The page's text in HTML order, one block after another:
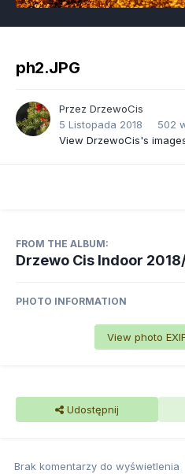
ph2.JPG
Przez DrzewoCis
5 Listopada 2018
502
View DrzewoCis's
FROM THE ALBUM:
Drzewo Cis Indoor
PHOTO INFORMATION
View photo
Udostępnij
Brak komentarzy do wyświetlenia